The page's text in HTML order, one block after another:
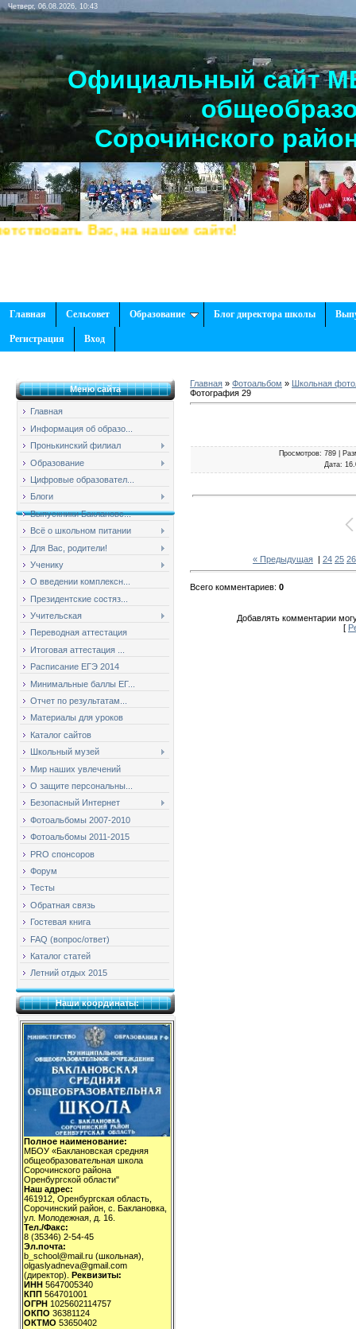
Четверг, 06.08.2026, 10:43
Официальный сайт
Сорочинского
Вас, на нашем сайте!
Главная Сельсовет Образование Блог директора школы
Регистрация Вход
Меню сайта
Главная
Информация об образо...
Пронькинский филиал
Образование
Цифровые образовател...
Блоги
Выпускники Баклановс...
Всё о школьном питании
Для Вас, родители!
Ученику
О введении комплексн...
Президентские состяз...
Учительская
Переводная аттестация
Итоговая аттестация ...
Расписание ЕГЭ 2014
Минимальные баллы ЕГ...
Отчет по результатам...
Материалы для уроков
Каталог сайтов
Школьный музей
Мир наших увлечений
О защите персональны...
Безопасный Интернет
Фотоальбомы 2007-2010
Фотоальбомы 2011-2015
PRO спонсоров
Форум
Тесты
Обратная связь
Гостевая книга
FAQ (вопрос/ответ)
Каталог статей
Летний отдых 2015
Наши координаты:
Полное наименование:
МБОУ «Баклановская средняя
общеобразовательная школа
Сорочинского района
Оренбургской области"
Наш адрес:
461912, Оренбургская область,
Сорочинский район, с. Баклановка,
ул. Молодежная, д. 16.
Тел./Факс:
8 (35346) 2-54-45
Эл.почта:
b_school@mail.ru (школьная),
olgaslyadneva@gmail.com
(директор). Реквизиты:
ИНН 5647005340
КПП 564701001
ОГРН 1025602114757
ОКПО 36381124
ОКТМО 53650402
Главная » Фотоальбом » Школьная
Фотография 29
Просмотров: 789 |
Дата:
« Предыдущая | 24 25 26
Всего комментариев: 0
Добавлять комментарии
[